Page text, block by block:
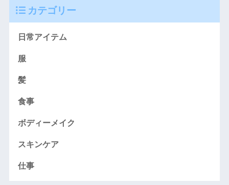
カテゴリー
日常アイテム
服
髪
食事
ボディーメイク
スキンケア
仕事